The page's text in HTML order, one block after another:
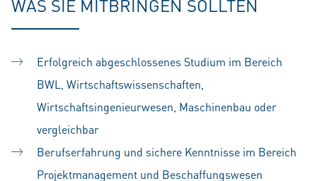
WAS SIE MITBRINGEN SOLLTEN
Erfolgreich abgeschlossenes Studium im Bereich
BWL, Wirtschaftswissenschaften,
Wirtschaftsingenieurwesen, Maschinenbau oder
vergleichbar
Berufserfahrung und sichere Kenntnisse im Bereich
Projektmanagement und Beschaffungswesen